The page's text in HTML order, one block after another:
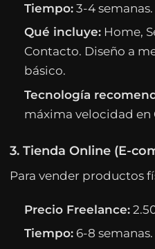
Tiempo: 3-4 semanas.
Qué incluye: Home,
Contacto. Diseño a
básico.
Tecnología
máxima velocidad en
3. Tienda Online (E-
Para vender productos
Precio Freelance:
Tiempo: 6-8 semanas.